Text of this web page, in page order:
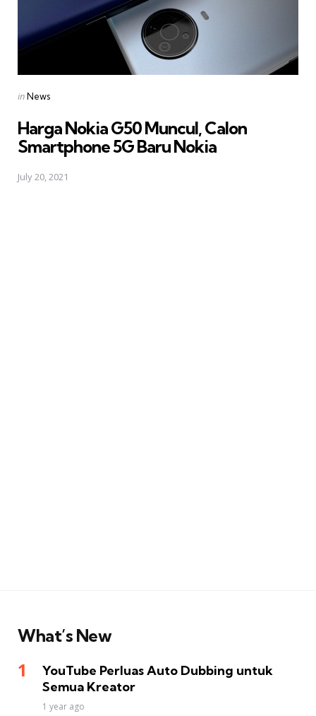
Posted
inNews
Harga Nokia G50 Muncul, Calon
Smartphone 5G Baru Nokia
July 20, 2021
What’s New
YouTube Perluas Auto Dubbing untuk
Semua Kreator
1 year ago